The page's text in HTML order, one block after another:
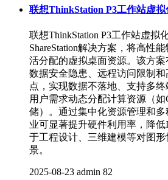
联想ThinkStation P3工作站虚拟
联想ThinkStation P3工作站虚拟
ShareStation解决方案，将高性
活分配的虚拟桌面资源。该方
数据安全隐患、远程访问限制
点，实现数据不落地、支持多
用户需求动态分配计算资源（
储）。通过集中化资源管理和
业可显著提升硬件利用率，降
于工程设计、三维建模等对图
景。
2025-08-23 admin 82